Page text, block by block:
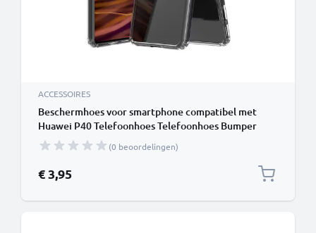
ACCESSOIRES
Beschermhoes voor smartphone compatibel met
Huawei P40 Telefoonhoes Telefoonhoes Bumper
Hardcase backcase Transparant
(0 beoordelingen)
€ 3,95